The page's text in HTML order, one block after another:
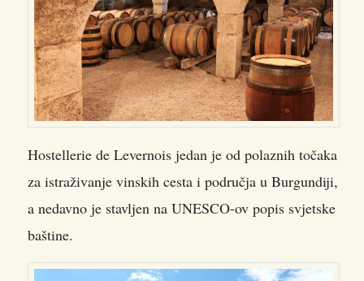
Hostellerie de Levernois jedan je od polaznih točaka
za istraživanje vinskih cesta i područja u Burgundiji,
a nedavno je stavljen na UNESCO-ov popis svjetske
baštine.